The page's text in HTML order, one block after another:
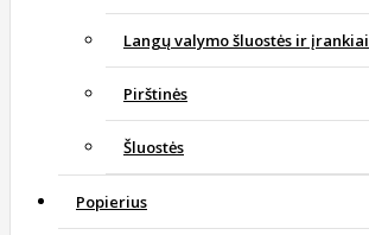
Langų valymo šluostės ir įrankiai
Pirštinės
Šluostės
Popierius